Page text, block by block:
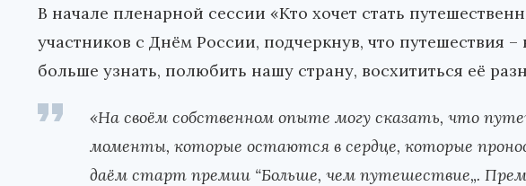
В начале пленарной сессии «Кто хочет стать
участников с Днём России, подчеркнув, что путешествия
больше узнать, полюбить нашу страну, восхититься её
«На своём собственном опыте могу сказать, что
моменты, которые остаются в сердце, которые
даём старт премии “Больше, чем путешествие„.